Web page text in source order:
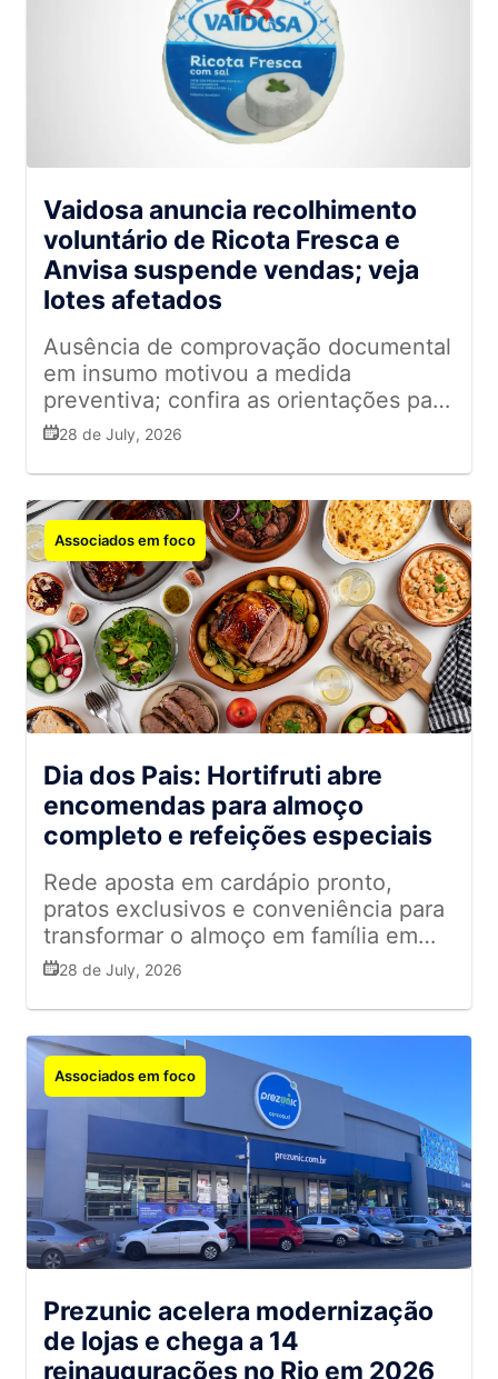
Vaidosa anuncia recolhimento
voluntário de Ricota Fresca e
Anvisa suspende vendas; veja
lotes afetados
Ausência de comprovação documental
em insumo motivou a medida
preventiva; confira as orientações para
o setor
28 de July, 2026
Associados em foco
Dia dos Pais: Hortifruti abre
encomendas para almoço
completo e refeições especiais
Rede aposta em cardápio pronto,
pratos exclusivos e conveniência para
transformar o almoço em família em
uma experiência memorável.
até 5 de agosto
28 de July, 2026
Associados em foco
Prezunic acelera modernização
de lojas e chega a 14
reinaugurações no Rio em 2026